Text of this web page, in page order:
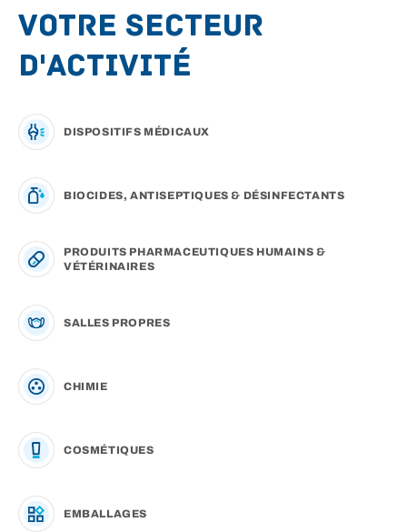
Votre secteur
d'activité
DISPOSITIFS MÉDICAUX
BIOCIDES, ANTISEPTIQUES & DÉSINFECTANTS
PRODUITS PHARMACEUTIQUES HUMAINS &
VÉTÉRINAIRES
SALLES PROPRES
CHIMIE
COSMÉTIQUES
EMBALLAGES